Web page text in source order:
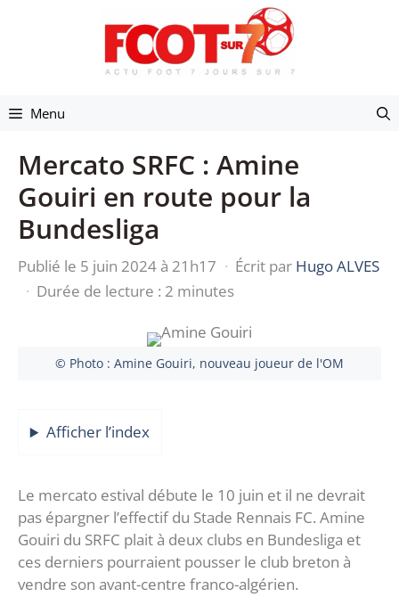
Menu
Mercato SRFC : Amine
Gouiri en route pour la
Bundesliga
Publié le 5 juin 2024 à 21h17 · Écrit par Hugo ALVES
· Durée de lecture : 2 minutes
© Photo : Amine Gouiri, nouveau joueur de l'OM
Afficher l’index
Le mercato estival débute le 10 juin et il ne devrait
pas épargner l’effectif du Stade Rennais FC. Amine
Gouiri du SRFC plait à deux clubs en Bundesliga et
ces derniers pourraient pousser le club breton à
vendre son avant-centre franco-algérien.